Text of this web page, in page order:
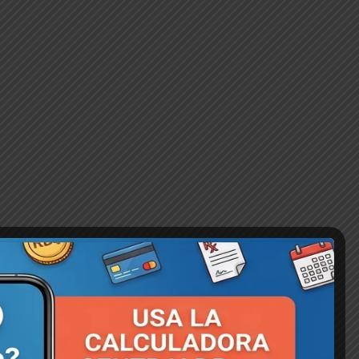
Atención Corporativa 💬